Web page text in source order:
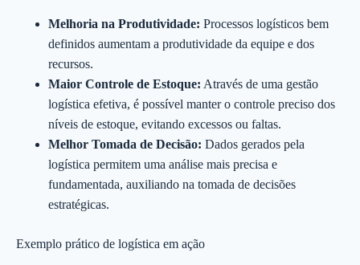
Melhoria na Produtividade: Processos logísticos bem
definidos aumentam a produtividade da equipe e dos
recursos.
Maior Controle de Estoque: Através de uma gestão
logística efetiva, é possível manter o controle preciso dos
níveis de estoque, evitando excessos ou faltas.
Melhor Tomada de Decisão: Dados gerados pela
logística permitem uma análise mais precisa e
fundamentada, auxiliando na tomada de decisões
estratégicas.
Exemplo prático de logística em ação